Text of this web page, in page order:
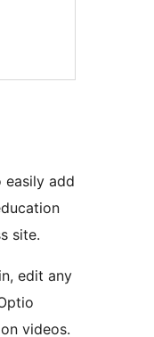
easily add
site.
edit any
videos.